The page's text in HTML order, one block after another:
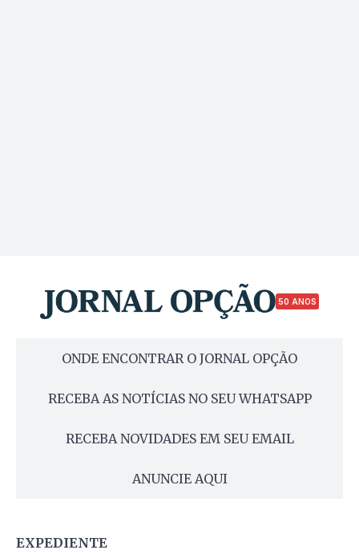
50 ANOS
ONDE ENCONTRAR O JORNAL OPÇÃO
RECEBA AS NOTÍCIAS NO SEU WHATSAPP
RECEBA NOVIDADES EM SEU EMAIL
ANUNCIE AQUI
EXPEDIENTE